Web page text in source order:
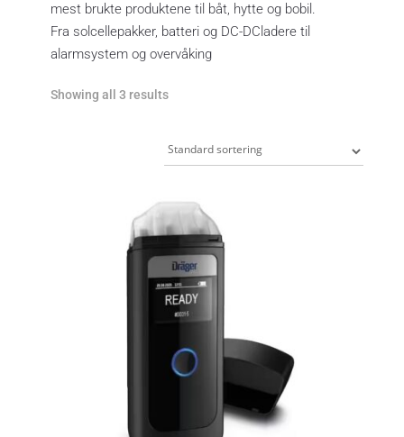
mest brukte produktene til båt, hytte og bobil.
Fra solcellepakker, batteri og DC-DCladere til
alarmsystem og overvåking
Showing all 3 results